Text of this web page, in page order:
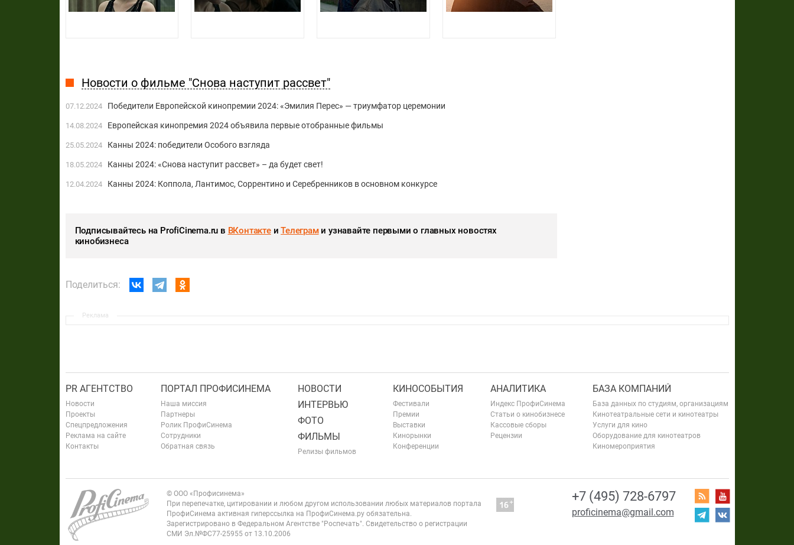
Новости о фильме "Снова наступит рассвет"
07.12.2024 Победители Европейской кинопремии 2024: «Эмилия Перес» — триумфатор церемонии
14.08.2024 Европейская кинопремия 2024 объявила первые отобранные фильмы
25.05.2024 Канны 2024: победители Особого взгляда
18.05.2024 Канны 2024: «Снова наступит рассвет» – да будет свет!
12.04.2024 Канны 2024: Коппола, Лантимос, Соррентино и Серебренников в основном конкурсе
Подписывайтесь на ProfiCinema.ru в ВКонтактеиТелеграми узнавайте первыми о главных новостях
кинобизнеса
Поделиться:
Реклама
PR АГЕНТСТВО
Новости
Проекты
Спецпредложения
Реклама на сайте
Контакты
ПОРТАЛ ПРОФИСИНЕМА
Наша миссия
Партнеры
Ролик ПрофиСинема
Сотрудники
Обратная связь
НОВОСТИ
ИНТЕРВЬЮ
ФОТО
ФИЛЬМЫ
Релизы фильмов
КИНОСОБЫТИЯ
Фестивали
Премии
Выставки
Кинорынки
Конференции
АНАЛИТИКА
Индекс ПрофиСинема
Статьи о кинобизнесе
Кассовые сборы
Рецензии
БАЗА КОМПАНИЙ
База данных по студиям, организациям
Кинотеатральные сети и кинотеатры
Услуги для кино
Оборудование для кинотеатров
Киномероприятия
+7 (495) 728-6797
proficinema@gmail.com
© ООО «Профисинема»
При перепечатке, цитировании и любом другом использовании любых материалов портала
ПрофиСинема активная гиперссылка на ПрофиСинема.ру обязательна.
Зарегистрировано в Федеральном Агентстве "Роспечать". Свидетельство о регистрации
СМИ Эл.№ФС77-25955 от 13.10.2006